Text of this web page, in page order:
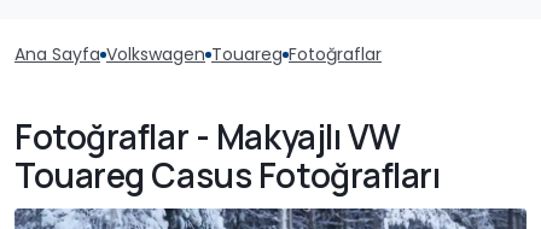
Ana Sayfa Volkswagen Touareg Fotoğraflar
Fotoğraflar - Makyajlı VW
Touareg Casus Fotoğrafları